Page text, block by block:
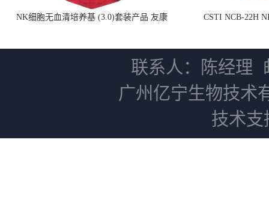
NK细胞无血清培养基 (3.0)套装产品 友康
CSTI NCB-22H
联系人：陈经理
广州亿宁生物技术
技术